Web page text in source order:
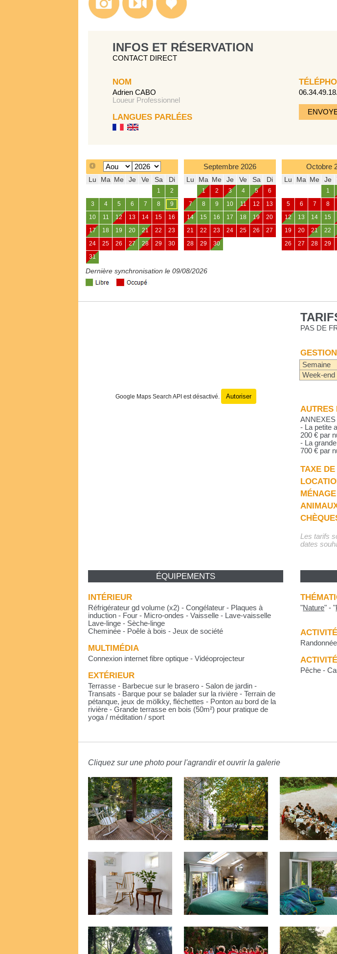
INFOS ET RÉSERVATION
CONTACT DIRECT
NOM
Adrien CABO
Loueur Professionnel
LANGUES PARLÉES
Lu Ma Me Je Ve Sa Di
1 2
3 4 5 6 7 8 9
10 11 12 13 14 15 16
17 18 19 20 21 22 23
24 25 26 27 28 29 30
31
Septembre 2026
Lu Ma Me Je Ve Sa Di
1 2 3 4 5 6
7 8 9 10 11 12 13
14 15 16 17 18 19 20
21 22 23 24 25 26 27
28 29 30
Octobre
Lu Ma Me Je
1
5 6 7 8
12 13 14 15
19 20 21 22
26 27 28 29
Dernière synchronisation le 09/08/2026
Google Maps Search API est désactivé. Autoriser
PAS DE
Semaine
Week-end
AUTRES
ANNEXES
- La petite
200 € par
- La
700 € par
TAXE
Les tarifs
dates
ÉQUIPEMENTS
INTÉRIEUR
Réfrigérateur gd volume (x2) - Congélateur - Plaques à
induction - Four - Micro-ondes - Vaisselle - Lave-vaisselle
Lave-linge - Sèche-linge
Cheminée - Poêle à bois - Jeux de société
MULTIMÉDIA
Connexion internet fibre optique - Vidéoprojecteur
EXTÉRIEUR
Terrasse - Barbecue sur le brasero - Salon de jardin -
Transats - Barque pour se balader sur la rivière - Terrain de
pétanque, jeux de mölkky, fléchettes - Ponton au bord de la
rivière - Grande terrasse en bois (50m²) pour pratique de
yoga / méditation / sport
"Nature" -"
Pêche -
Cliquez sur une photo pour l'agrandir et ouvrir la galerie